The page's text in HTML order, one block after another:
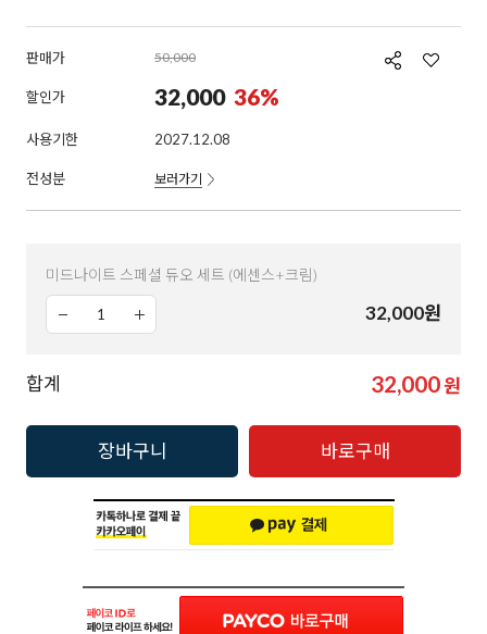
판매가 50,000
할인가 32,000 36%
사용기한 2027.12.08
전성분 보러가기
미드나이트 스페셜 듀오 세트 (에센스+크림)
32,000원
합계 32,000원
장바구니 바로구매